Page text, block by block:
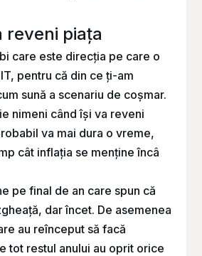
reveni piața
care este direcția pe care o
pentru că din ce ți-am
sună a scenariu de coșmar.
nimeni când își va reveni
va mai dura o vreme,
cât inflația se menține încâ
pe final de an care spun că
dar încet. De asemenea
au reînceput să facă
tot restul anului au oprit orice